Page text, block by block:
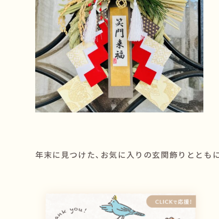
年末に見つけた、お気に入りの玄関飾りととも